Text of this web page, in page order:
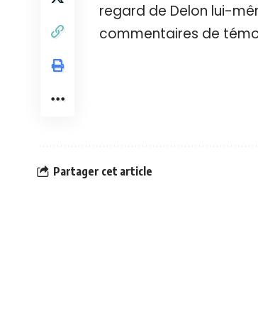
regard de Delon lui-
commentaires de
Partager cet article